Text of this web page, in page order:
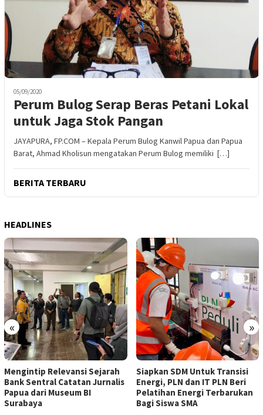
05/09/2020
Perum Bulog Serap Beras Petani Lokal
untuk Jaga Stok Pangan
JAYAPURA, FP.COM – Kepala Perum Bulog Kanwil Papua dan Papua
Barat, Ahmad Kholisun mengatakan Perum Bulog memiliki […]
BERITA TERBARU
HEADLINES
« »
Mengintip Relevansi Sejarah
Bank Sentral Catatan Jurnalis
Papua dari Museum BI
Surabaya
Siapkan SDM Untuk Transisi
Energi, PLN dan IT PLN Beri
Pelatihan Energi Terbarukan
Bagi Siswa SMA